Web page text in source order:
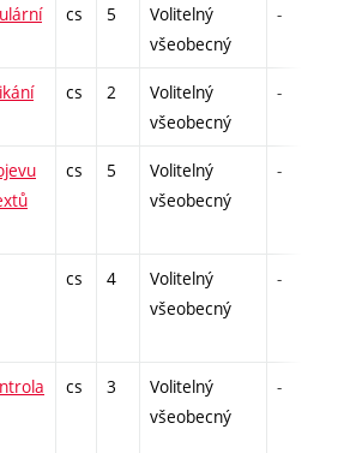
cs 5
Volitelný
všeobecný
-
cs 2
Volitelný
všeobecný
-
cs 5
Volitelný
všeobecný
-
cs 4
Volitelný
všeobecný
-
cs 3
Volitelný
všeobecný
-